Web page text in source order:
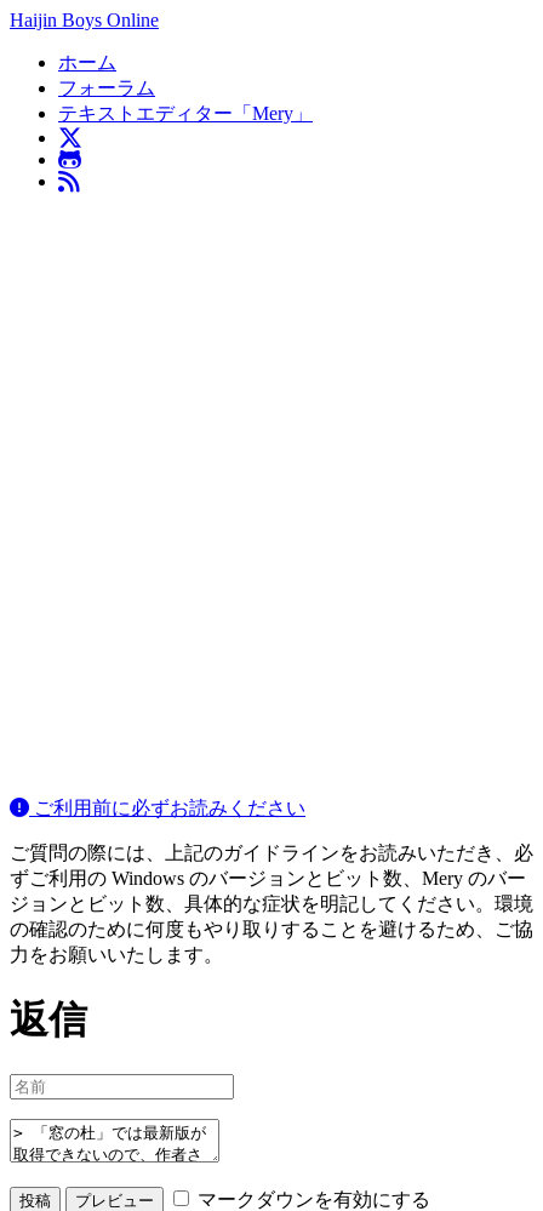
Haijin Boys Online
ホーム
フォーラム
テキストエディター「Mery」
ご利用前に必ずお読みください
ご質問の際には、上記のガイドラインをお読みいただき、必
ずご利用の Windows のバージョンとビット数、Mery のバー
ジョンとビット数、具体的な症状を明記してください。環境
の確認のために何度もやり取りすることを避けるため、ご協
力をお願いいたします。
返信
マークダウンを有効にする